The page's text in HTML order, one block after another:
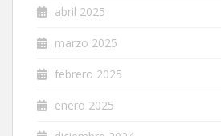
abril 2025
marzo 2025
febrero 2025
enero 2025